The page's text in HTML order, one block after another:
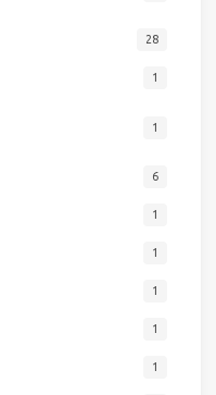
28
1
1
6
1
1
1
1
1